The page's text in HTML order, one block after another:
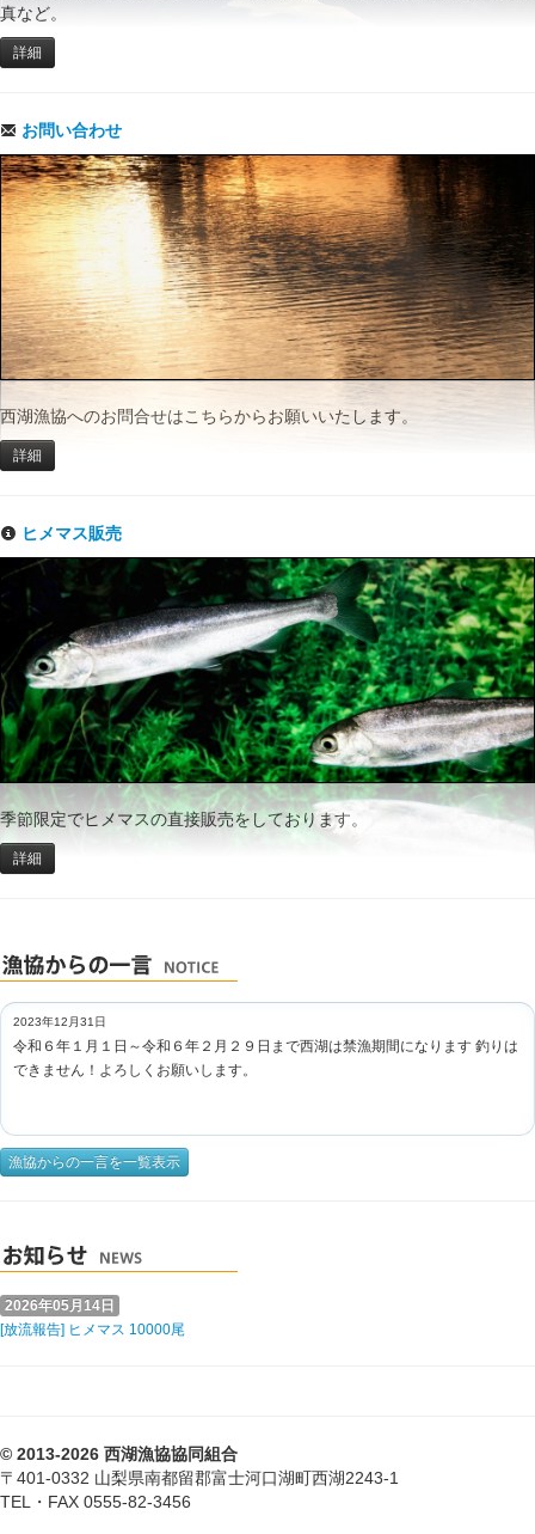
真など。
詳細
お問い合わせ
西湖漁協へのお問合せはこちらからお願いいたします。
詳細
ヒメマス販売
季節限定でヒメマスの直接販売をしております。
詳細
2023年12月31日
令和６年１月１日～令和６年２月２９日まで西湖は禁漁期間になります 釣りは
できません！よろしくお願いします。
漁協からの一言を一覧表示
2026年05月14日
[放流報告] ヒメマス 10000尾
© 2013-2026 西湖漁協協同組合
〒401-0332 山梨県南都留郡富士河口湖町西湖2243-1
TEL・FAX 0555-82-3456